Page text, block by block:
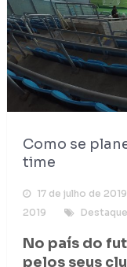
Como se
time
17 de julho de 2019
2019
No país do
pelos seus